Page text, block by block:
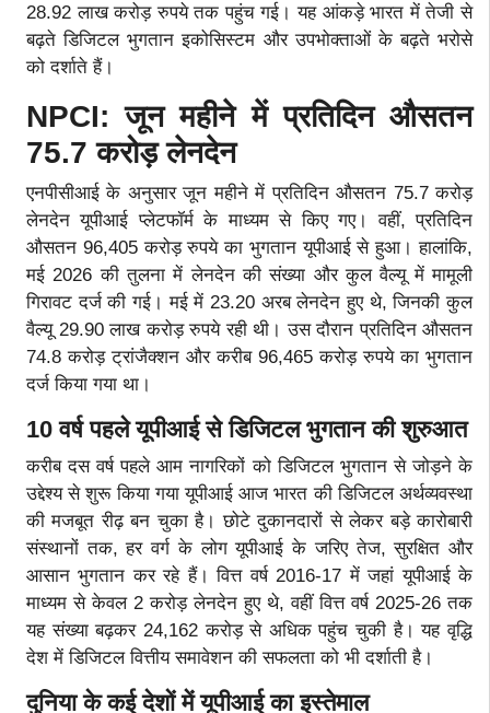
28.92 लाख करोड़ रुपये तक पहुंच गई। यह आंकड़े भारत में तेजी से
बढ़ते डिजिटल भुगतान इकोसिस्टम और उपभोक्ताओं के बढ़ते भरोसे
को दर्शाते हैं।
NPCI: जून महीने में प्रतिदिन औसतन
75.7 करोड़ लेनदेन
एनपीसीआई के अनुसार जून महीने में प्रतिदिन औसतन 75.7 करोड़
लेनदेन यूपीआई प्लेटफॉर्म के माध्यम से किए गए। वहीं, प्रतिदिन
औसतन 96,405 करोड़ रुपये का भुगतान यूपीआई से हुआ। हालांकि,
मई 2026 की तुलना में लेनदेन की संख्या और कुल वैल्यू में मामूली
गिरावट दर्ज की गई। मई में 23.20 अरब लेनदेन हुए थे, जिनकी कुल
वैल्यू 29.90 लाख करोड़ रुपये रही थी। उस दौरान प्रतिदिन औसतन
74.8 करोड़ ट्रांजैक्शन और करीब 96,465 करोड़ रुपये का भुगतान
दर्ज किया गया था।
10 वर्ष पहले यूपीआई से डिजिटल भुगतान की शुरुआत
करीब दस वर्ष पहले आम नागरिकों को डिजिटल भुगतान से जोड़ने के
उद्देश्य से शुरू किया गया यूपीआई आज भारत की डिजिटल अर्थव्यवस्था
की मजबूत रीढ़ बन चुका है। छोटे दुकानदारों से लेकर बड़े कारोबारी
संस्थानों तक, हर वर्ग के लोग यूपीआई के जरिए तेज, सुरक्षित और
आसान भुगतान कर रहे हैं। वित्त वर्ष 2016-17 में जहां यूपीआई के
माध्यम से केवल 2 करोड़ लेनदेन हुए थे, वहीं वित्त वर्ष 2025-26 तक
यह संख्या बढ़कर 24,162 करोड़ से अधिक पहुंच चुकी है। यह वृद्धि
देश में डिजिटल वित्तीय समावेशन की सफलता को भी दर्शाती है।
दुनिया के कई देशों में यूपीआई का इस्तेमाल